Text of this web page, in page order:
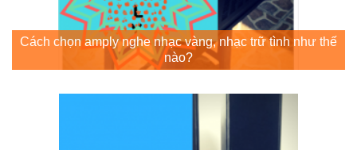
Cách chọn amply nghe nhạc vàng, nhạc trữ tình như thế
nào?